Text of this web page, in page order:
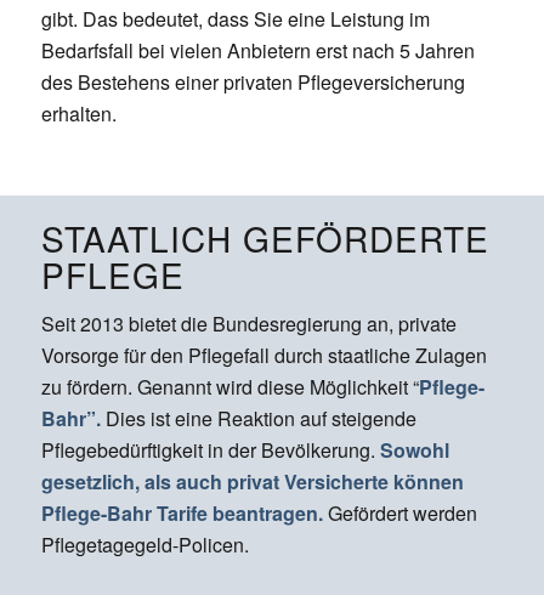
gibt. Das bedeutet, dass Sie eine Leistung im
Bedarfsfall bei vielen Anbietern erst nach 5 Jahren
des Bestehens einer privaten Pflegeversicherung
erhalten.
STAATLICH GEFÖRDERTE
PFLEGE
Seit 2013 bietet die Bundesregierung an, private
Vorsorge für den Pflegefall durch staatliche Zulagen
zu fördern. Genannt wird diese Möglichkeit “Pflege-
Bahr”. Dies ist eine Reaktion auf steigende
Pflegebedürftigkeit in der Bevölkerung. Sowohl
gesetzlich, als auch privat Versicherte können
Pflege-Bahr Tarife beantragen.Gefördert werden
Pflegetagegeld-Policen.